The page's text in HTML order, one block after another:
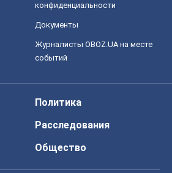
конфиденциальности
Документы
Журналисты OBOZ.UA на месте
событий
Политика
Расследования
Общество